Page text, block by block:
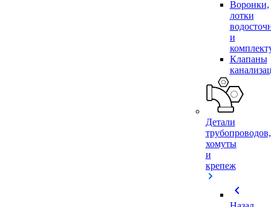
Воронки,
лотки
и
Клапаны
Детали
трубопроводов,
хомуты
и
крепеж
chevron_left